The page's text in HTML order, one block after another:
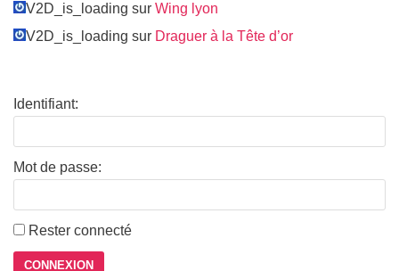
V2D_is_loading sur Wing lyon
V2D_is_loading sur Draguer à la Tête d’or
Identifiant:
Mot de passe:
Rester connecté
CONNEXION